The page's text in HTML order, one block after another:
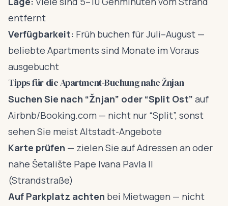
entfernt
Verfügbarkeit: Früh buchen für Juli–August —
beliebte Apartments sind Monate im Voraus
ausgebucht
Tipps für die Apartment-Buchung nahe Žnjan
Suchen Sie nach “Žnjan” oder “Split Ost” auf
Airbnb/Booking.com — nicht nur “Split”, sonst
sehen Sie meist Altstadt-Angebote
Karte prüfen — zielen Sie auf Adressen an oder
nahe Šetalište Pape Ivana Pavla II
(Strandstraße)
Auf Parkplatz achten bei Mietwagen — nicht